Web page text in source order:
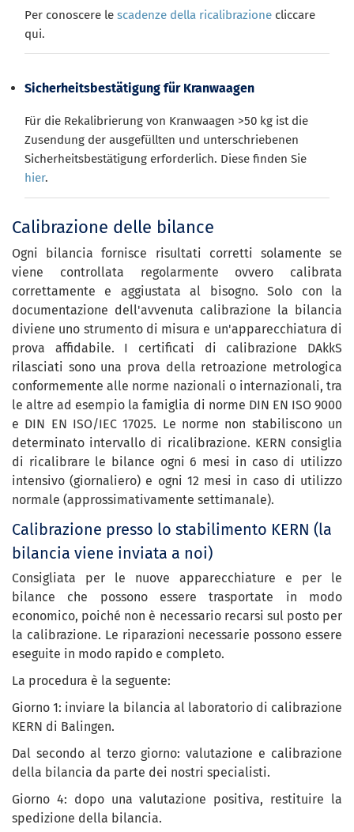
Per conoscere le scadenze della ricalibrazione cliccare
qui.
Sicherheitsbestätigung für Kranwaagen
Für die Rekalibrierung von Kranwaagen >50 kg ist die
Zusendung der ausgefüllten und unterschriebenen
Sicherheitsbestätigung erforderlich. Diese finden Sie
hier.
Calibrazione delle bilance
Ogni bilancia fornisce risultati corretti solamente se
viene controllata regolarmente ovvero calibrata
correttamente e aggiustata al bisogno. Solo con la
documentazione dell'avvenuta calibrazione la bilancia
diviene uno strumento di misura e un'apparecchiatura di
prova affidabile. I certificati di calibrazione DAkkS
rilasciati sono una prova della retroazione metrologica
conformemente alle norme nazionali o internazionali, tra
le altre ad esempio la famiglia di norme DIN EN ISO 9000
e DIN EN ISO/IEC 17025. Le norme non stabiliscono un
determinato intervallo di ricalibrazione. KERN consiglia
di ricalibrare le bilance ogni 6 mesi in caso di utilizzo
intensivo (giornaliero) e ogni 12 mesi in caso di utilizzo
normale (approssimativamente settimanale).
Calibrazione presso lo stabilimento KERN (la
bilancia viene inviata a noi)
Consigliata per le nuove apparecchiature e per le
bilance che possono essere trasportate in modo
economico, poiché non è necessario recarsi sul posto per
la calibrazione. Le riparazioni necessarie possono essere
eseguite in modo rapido e completo.
La procedura è la seguente:
Giorno 1: inviare la bilancia al laboratorio di calibrazione
KERN di Balingen.
Dal secondo al terzo giorno: valutazione e calibrazione
della bilancia da parte dei nostri specialisti.
Giorno 4: dopo una valutazione positiva, restituire la
spedizione della bilancia.